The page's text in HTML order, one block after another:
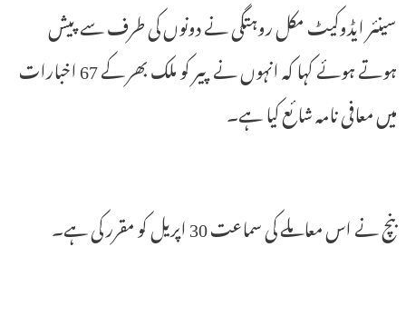
سینئر ایڈوکیٹ مکل روہتگی نے دونوں کی طرف سے پیش
ہوتے ہوئے کہا کہ انہوں نے پیر کو ملک بھر کے 67 اخبارات
میں معافی نامہ شائع کیا ہے۔
بنچ نے اس معاملے کی سماعت 30 اپریل کو مقرر کی ہے۔